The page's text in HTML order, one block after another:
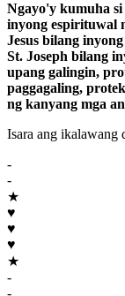
Ngayo'y kumuha si
inyong espirituwal
Jesus bilang inyong
St. Joseph bilang
upang galingin,
paggagaling,
ng kanyang mga
Isara ang ikalawang
-
-
★
♥
♥
♥
★
-